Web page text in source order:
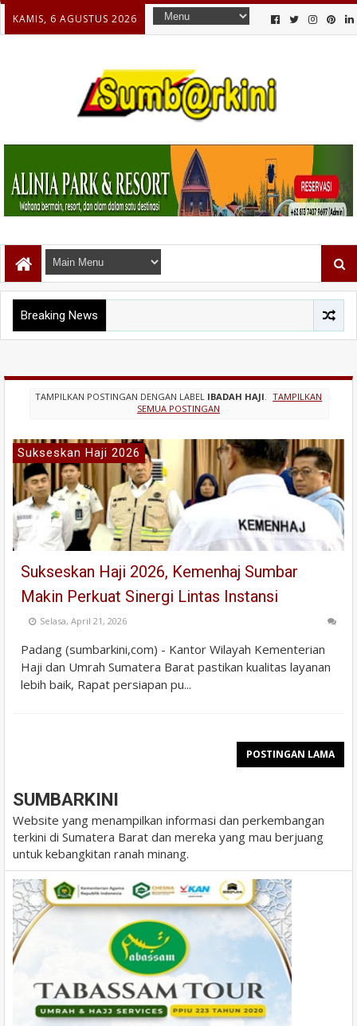
KAMIS, 6 AGUSTUS 2026
Breaking News
TAMPILKAN POSTINGAN DENGAN LABEL IBADAH HAJI. TAMPILKAN
SEMUA POSTINGAN
Sukseskan Haji 2026
Sukseskan Haji 2026, Kemenhaj Sumbar
Makin Perkuat Sinergi Lintas Instansi
Selasa, April 21, 2026
Padang (sumbarkini,com) - Kantor Wilayah Kementerian
Haji dan Umrah Sumatera Barat pastikan kualitas layanan
lebih baik, Rapat persiapan pu...
POSTINGAN LAMA
SUMBARKINI
Website yang menampilkan informasi dan perkembangan
terkini di Sumatera Barat dan mereka yang mau berjuang
untuk kebangkitan ranah minang.